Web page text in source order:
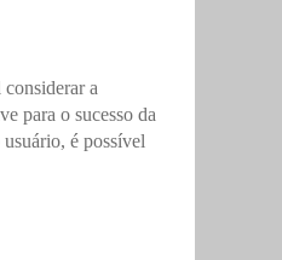
a
para o sucesso da
é possível